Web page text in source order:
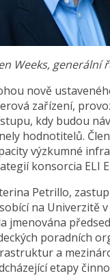
Weeks, generální
nově
zařízení,
kdy budou
hodnotitelů.
výzkumné
konsorcia ELI
Petrillo,
na Univerzitě
jmenována
poradních
a
etapy